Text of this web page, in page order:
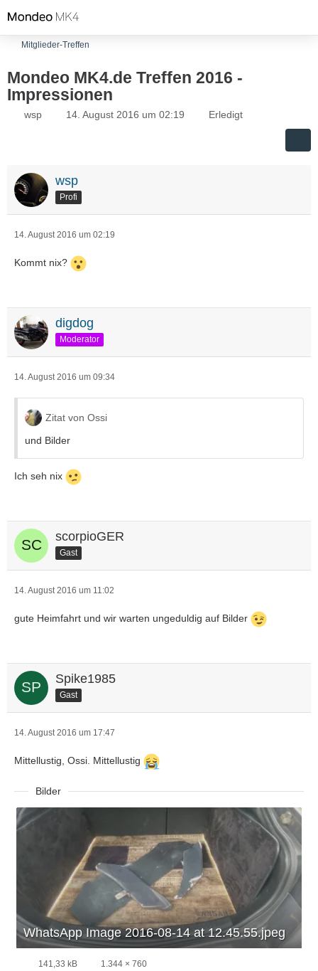
Mitglieder-Treffen
Mondeo MK4.de Treffen 2016 -
Impressionen
wsp 14. August 2016 um 02:19 Erledigt
wsp
Profi
14. August 2016 um 02:19
Kommt nix?
digdog
Moderator
14. August 2016 um 09:34
Zitat von Ossi
und Bilder
Ich seh nix
scorpioGER
Gast
14. August 2016 um 11:02
gute Heimfahrt und wir warten ungeduldig auf Bilder
Spike1985
Gast
14. August 2016 um 17:47
Mittellustig, Ossi. Mittellustig
Bilder
WhatsApp Image 2016-08-14 at 12.45.55.jpeg
141,33 kB 1.344 × 760